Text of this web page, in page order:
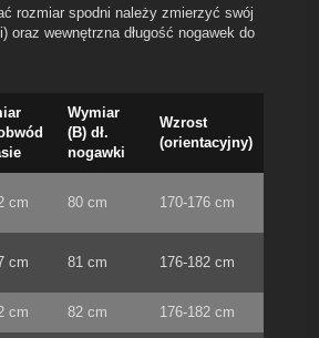
rozmiar spodni należy zmierzyć swój
oraz wewnętrzna długość nogawek do
Wymiar
(B) dł.
nogawki
Wzrost
(orientacyjny)
cm 80 cm 170-176 cm
cm 81 cm 176-182 cm
cm 82 cm 176-182 cm